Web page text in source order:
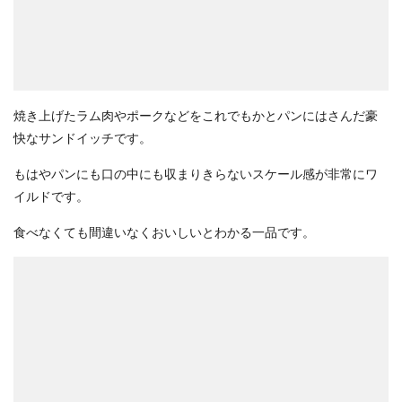
焼き上げたラム肉やポークなどをこれでもかとパンにはさんだ豪
快なサンドイッチです。
もはやパンにも口の中にも収まりきらないスケール感が非常にワ
イルドです。
食べなくても間違いなくおいしいとわかる一品です。